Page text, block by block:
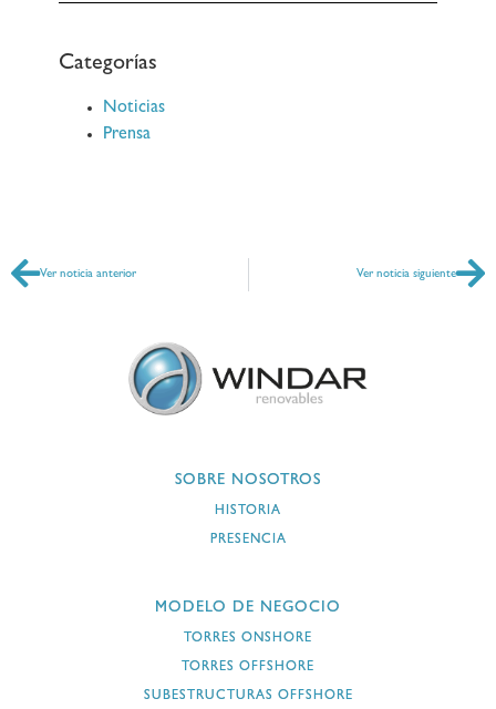
Categorías
Noticias
Prensa
Ver noticia anterior Ver noticia siguiente
SOBRE NOSOTROS
HISTORIA
PRESENCIA
MODELO DE NEGOCIO
TORRES ONSHORE
TORRES OFFSHORE
SUBESTRUCTURAS OFFSHORE